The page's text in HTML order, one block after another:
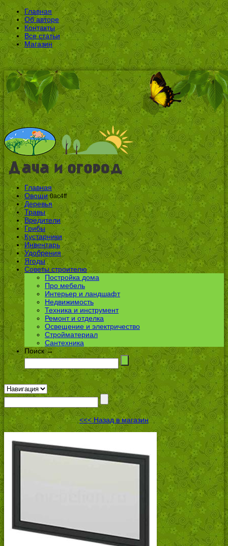
Главная
Об авторе
Контакты
Все статьи
Магазин
Главная
Овощи 0ac4ff
Деревья
Травы
Вредители
Грибы
Кустарники
Инвентарь
Удобрения
Ягоды
Советы строителю
Постройка дома
Про мебель
Интерьер и ландшафт
Недвижимость
Техника и инструмент
Ремонт и отделка
Освещение и электричество
Стройматериал
Сантехника
Поиск →
<<< Назад в магазин